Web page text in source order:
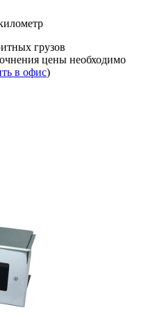
грузов
цены необходимо
в офис)